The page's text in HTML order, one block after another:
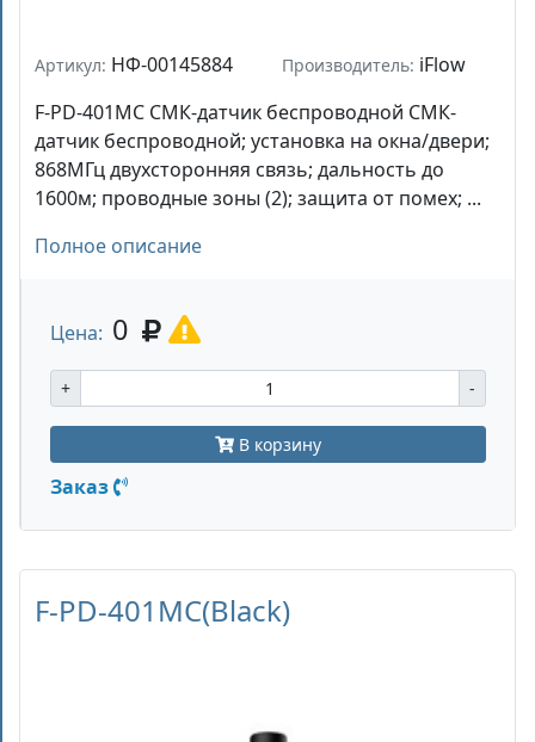
Артикул: НФ-00145884 Производитель: iFlow
F-PD-401MC СМК-датчик беспроводной СМК-
датчик беспроводной; установка на окна/двери;
868МГц двухсторонняя связь; дальность до
1600м; проводные зоны (2); защита от помех; ...
Полное описание
Цена: 0
+ -
В корзину
Заказ
F-PD-401MC(Black)